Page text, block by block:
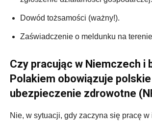
Dowód tożsamości (ważny!).
Zaświadczenie o meldunku na
Czy pracując w Niemczech i
Polakiem obowiązuje polskie
ubezpieczenie zdrowotne
Nie, w sytuacji, gdy zaczyna się pracę